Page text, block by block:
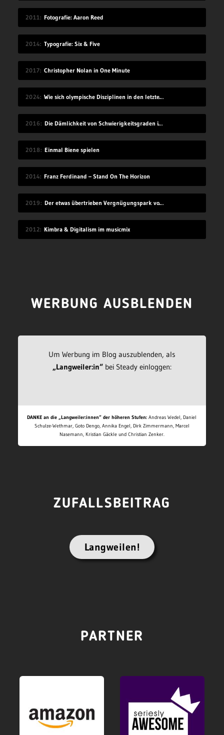
2011 Fotografie: Aaron Reed
2014 Typografie: Six & Five
2017 Christopher Nolan in One Minute
2024 Wie sich olympische Disziplinen in den letzten 100 Jahren geändert haben
2016 Die Dämlichkeit von Schwierigkeitsgraden in Videospielen
2018 Einmal Biene spielen
2014 Franz Ferdinand – Stand On The Horizon
2019 Der etwas übertrieben Vergnügungspark von Black Sheep Films
2012 Kimbra & Digitalism im musicmix
WERBUNG AUSBLENDEN
Um Werbung im Blog auszublenden, als
„Langweiler:in“bei Steady einloggen:
DANKE an die „Langweiler:innen“ der höheren Stufen: Andreas Wedel, Daniel
Schulze-Wethmar, Goto Dengo, Annika Engel, Dirk Zimmermann, Marcel
Nasemann, Kristian Gäckle und Christian Zenker.
ZUFALLSBEITRAG
Langweilen!
PARTNER